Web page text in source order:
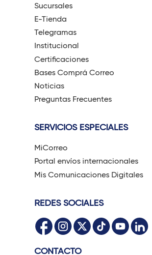
Sucursales
E-Tienda
Telegramas
Institucional
Certificaciones
Bases Comprá Correo
Noticias
Preguntas Frecuentes
SERVICIOS ESPECIALES
MiCorreo
Portal envíos internacionales
Mis Comunicaciones Digitales
REDES SOCIALES
CONTACTO